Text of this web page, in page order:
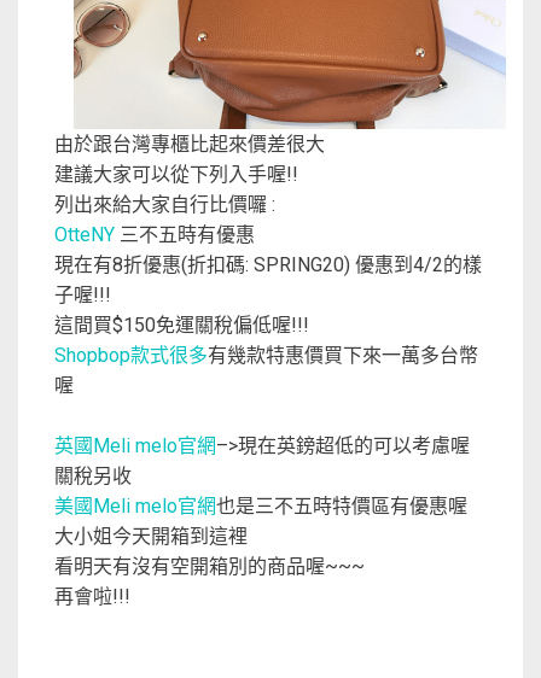
由於跟台灣專櫃比起來價差很大
建議大家可以從下列入手喔!!
列出來給大家自行比價囉 :
OtteNY 三不五時有優惠
現在有8折優惠(折扣碼: SPRING20) 優惠到4/2的樣
子喔!!!
這間買$150免運關稅偏低喔!!!
Shopbop款式很多有幾款特惠價買下來一萬多台幣
喔
英國Meli melo官網–>現在英鎊超低的可以考慮喔
關稅另收
美國Meli melo官網也是三不五時特價區有優惠喔
大小姐今天開箱到這裡
看明天有沒有空開箱別的商品喔~~~
再會啦!!!